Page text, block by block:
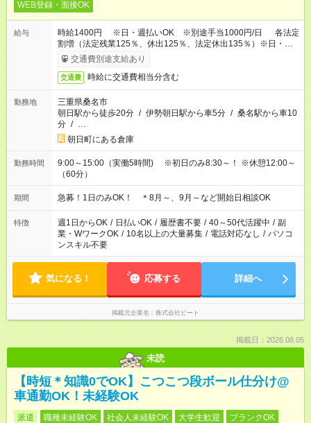
WEB登録・面接OK
給与
時給1400円 ※日・週払いOK ※別途手当1000円/日 各法定
割増（法定残業125％、休出125％、法定休出135％）※日・週
払いOK
交通費別途支給あり
交通費 時給に交通費相当分含む
勤務地
三重県桑名市
朝日駅から徒歩20分 / 伊勢朝日駅から車5分 / 桑名駅から車10
分 / …
朝日町にある倉庫
勤務時間
9:00～15:00（実働5時間) ※初日のみ8:30～！ ※休憩12:00～
（60分）
期間 急募！1日のみOK！ ＊8月～、9月～など開始日相談OK
特徴 週1日からOK / 日払いOK / 履歴書不要 / 40～50代活躍中 / 副
業・WワークOK / 10名以上の大量募集 / 電話対応なし / パソコ
ンスキル不要
気になる！ 応募する 詳細へ
掲載元企業名 株式会社ビート
掲載日：2026.08.05
未読
【時短＊知識0でOK】こつこつ段ボール仕分け@
車通勤OK！未経験OK
派遣 職種未経験OK 社会人未経験OK 大学生歓迎
ブランクOK